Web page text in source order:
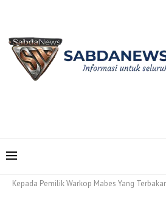
Kepada Pemilik Warkop Mabes Yang Terbakar